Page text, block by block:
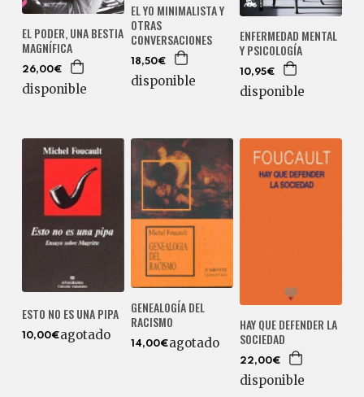
EL PODER, UNA BESTIA
MAGNÍFICA
26,00€
disponible
EL YO MINIMALISTA Y
OTRAS
CONVERSACIONES
18,50€
disponible
ENFERMEDAD MENTAL
Y PSICOLOGÍA
10,95€
disponible
ESTO NO ES UNA PIPA
10,00€agotado
GENEALOGÍA DEL
RACISMO
14,00€agotado
HAY QUE DEFENDER LA
SOCIEDAD
22,00€
disponible